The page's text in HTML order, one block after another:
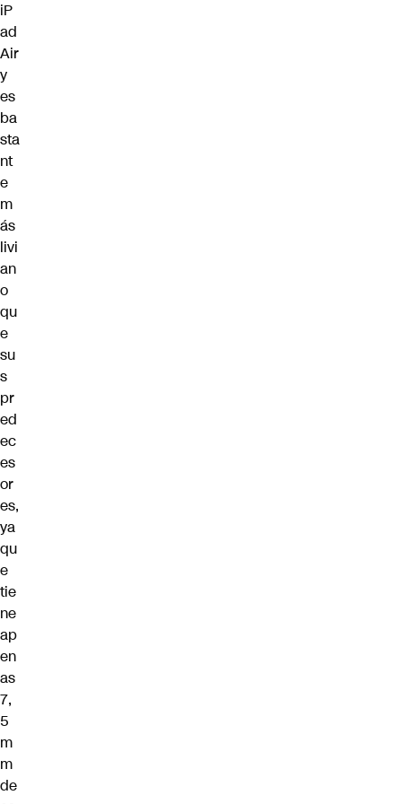
iP
ad
Air
y
es
ba
sta
nt
e
m
ás
livi
an
o
qu
e
su
s
pr
ed
ec
es
or
es,
ya
qu
e
tie
ne
ap
en
as
7,
5
m
m
de